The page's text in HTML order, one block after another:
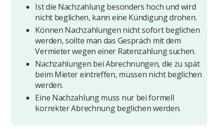
Ist die Nachzahlung besonders hoch und wird
nicht beglichen, kann eine Kündigung drohen.
Können Nachzahlungen nicht sofort beglichen
werden, sollte man das Gespräch mit dem
Vermieter wegen einer Ratenzahlung suchen.
Nachzahlungen bei Abrechnungen, die zu spät
beim Mieter eintreffen, müssen nicht beglichen
werden.
Eine Nachzahlung muss nur bei formell
korrekter Abrechnung beglichen werden.